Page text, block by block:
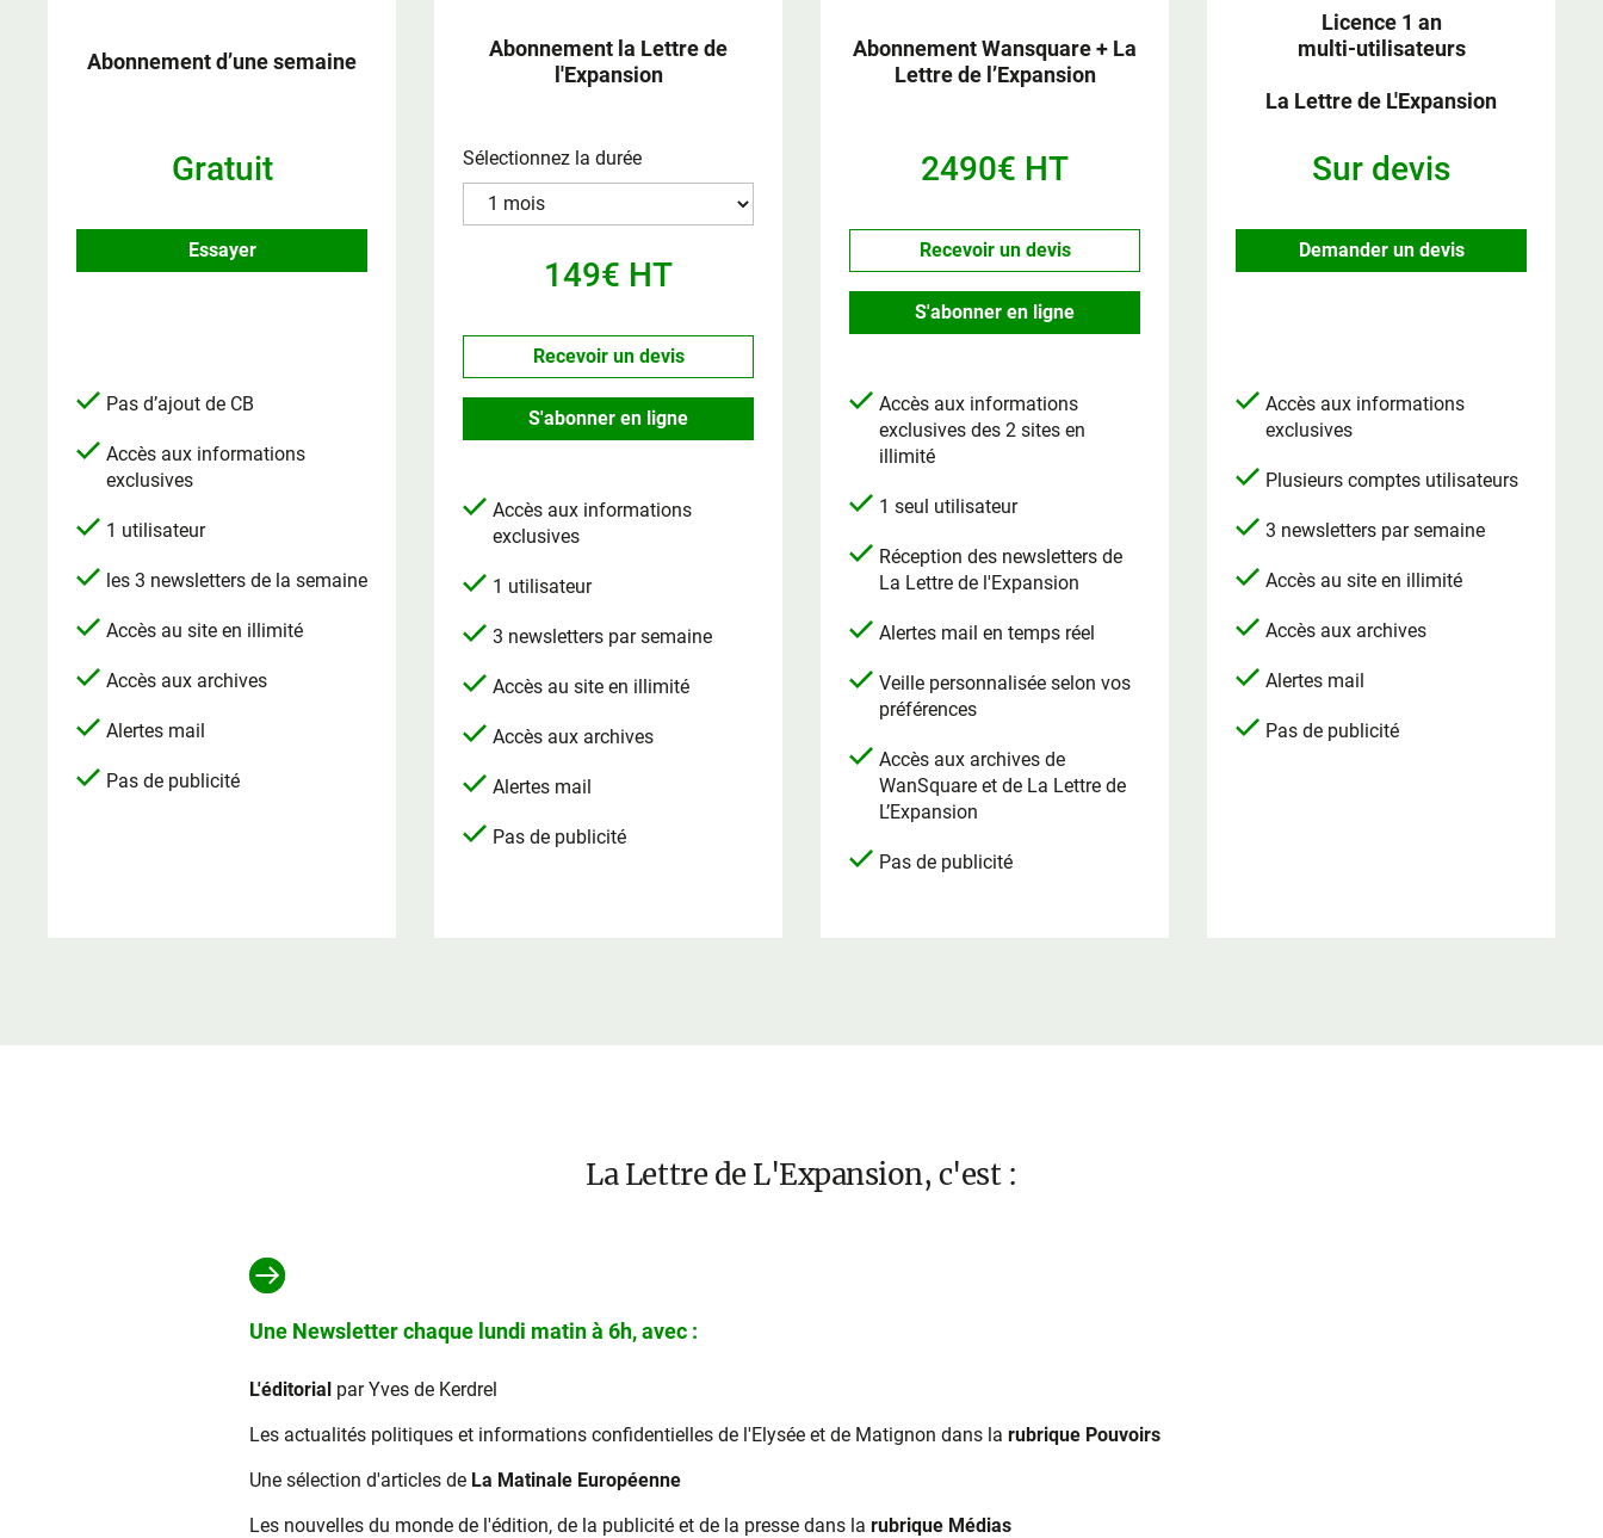
Abonnement d’une semaine
Gratuit
Essayer
Pas d’ajout de CB
Accès aux informations
exclusives
1 utilisateur
les 3 newsletters de la semaine
Accès au site en illimité
Accès aux archives
Alertes mail
Pas de publicité
Abonnement la Lettre de
l'Expansion
Sélectionnez la durée
149€ HT
Recevoir un devis
S'abonner en ligne
Accès aux informations
exclusives
1 utilisateur
3 newsletters par semaine
Accès au site en illimité
Accès aux archives
Alertes mail
Pas de publicité
Abonnement Wansquare + La
Lettre de l’Expansion
2490€ HT
Recevoir un devis
S'abonner en ligne
Accès aux informations
exclusives des 2 sites en
illimité
1 seul utilisateur
Réception des newsletters de
La Lettre de l'Expansion
Alertes mail en temps réel
Veille personnalisée selon vos
préférences
Accès aux archives de
WanSquare et de La Lettre de
L’Expansion
Pas de publicité
Licence 1 an
multi-utilisateurs
La Lettre de L'Expansion
Sur devis
Demander un devis
Accès aux informations
exclusives
Plusieurs comptes utilisateurs
3 newsletters par semaine
Accès au site en illimité
Accès aux archives
Alertes mail
Pas de publicité
La Lettre de L'Expansion, c'est :
Une Newsletter chaque lundi matin à 6h, avec :
L'éditorial par Yves de Kerdrel
Les actualités politiques et informations confidentielles de l'Elysée et de Matignon dans la rubrique Pouvoirs
Une sélection d'articles de La Matinale Européenne
Les nouvelles du monde de l'édition, de la publicité et de la presse dans la rubrique Médias